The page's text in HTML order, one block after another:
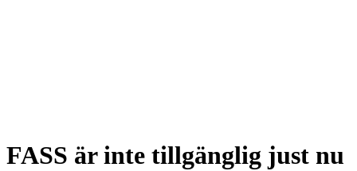
FASS är inte tillgänglig just nu